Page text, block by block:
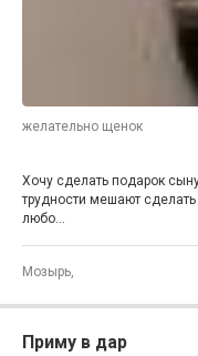
желательно щенок
Хочу сделать подарок
трудности мешают
любо...
Мозырь,
Приму в дар